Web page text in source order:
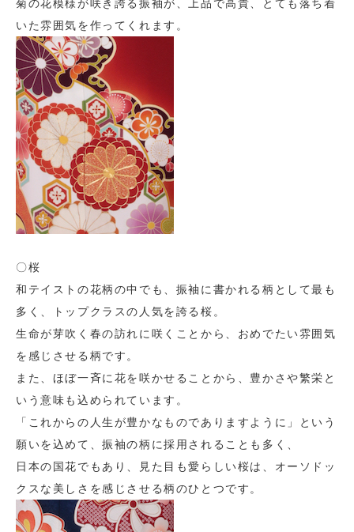
菊の花模様が咲き誇る振袖が、上品で高貴、とても落ち着
いた雰囲気を作ってくれます。
〇桜
和テイストの花柄の中でも、振袖に書かれる柄として最も
多く、トップクラスの人気を誇る桜。
生命が芽吹く春の訪れに咲くことから、おめでたい雰囲気
を感じさせる柄です。
また、ほぼ一斉に花を咲かせることから、豊かさや繁栄と
いう意味も込められています。
「これからの人生が豊かなものでありますように」という
願いを込めて、振袖の柄に採用されることも多く、
日本の国花でもあり、見た目も愛らしい桜は、オーソドッ
クスな美しさを感じさせる柄のひとつです。